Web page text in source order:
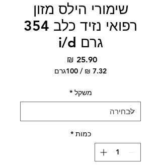
שימורי הילס מזון
רפואי נזיד כלב 354
גרם i/d
‏25.90 ‏₪
/ 100גרם
לכל
100
משקל *
כמות *